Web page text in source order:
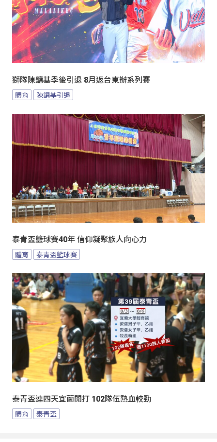
獅隊陳鏞基季後引退 8月返台東辦系列賽
體育 陳鏞基引退
泰青盃籃球賽40年 信仰凝聚族人向心力
體育 泰青盃籃球賽
泰青盃連四天宜蘭開打 102隊伍熱血較勁
體育 泰青盃